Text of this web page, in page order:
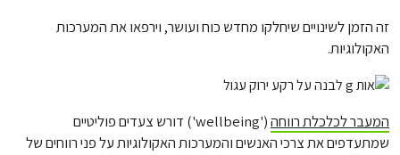
זה הזמן לשינויים שיחלקו מחדש כוח ועושר, וירפאו את המערכות
האקולוגיות.
המעבר לכלכלת רווחה
('wellbeing') דורש צעדים פוליטיים
שמתעדפים את צרכי האנשים והמערכות האקולוגיות על פני רווחים של